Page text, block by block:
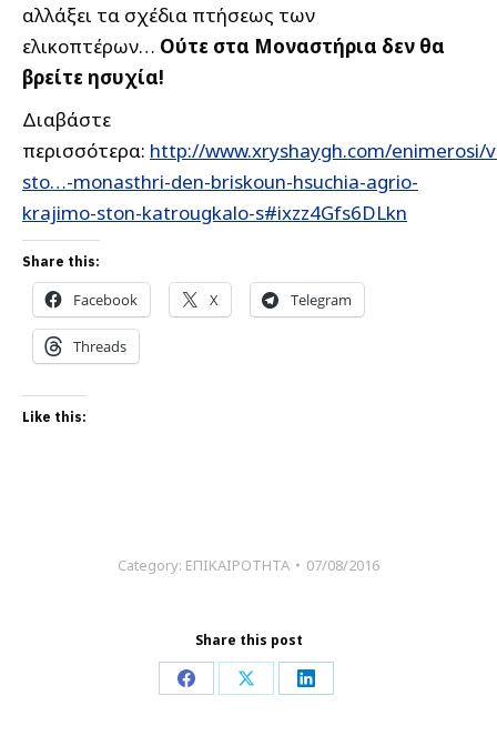
αλλάξει τα σχέδια πτήσεως των
ελικοπτέρων… Ούτε στα Μοναστήρια δεν θα
βρείτε ησυχία!
Διαβάστε
περισσότερα: http://www.xryshaygh.com/enimerosi/
sto…-monasthri-den-briskoun-hsuchia-agrio-
krajimo-ston-katrougkalo-s#ixzz4Gfs6DLkn
Share this:
Facebook X Telegram
Threads
Like this:
Category: ΕΠΙΚΑΙΡΟΤΗΤΑ 07/08/2016
Share this post
Share Share Share